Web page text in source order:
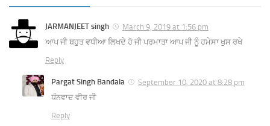
JARMANJEET singh
March 9, 2019 at 1:56 pm
ਆਪ ਜੀ ਬਹੁਤ ਵਧੀਆ ਲਿਖਦੇ ਹੋ ਜੀ ਪਰਮਾਤਾ ਆਪ ਜੀ ਨੂੰ ਹਮੇਸਾ ਖੁਸ ਰਖੇ
Reply
Pargat Singh Bandala
September 10, 2020 at 8:28 pm
ਧੰਨਵਾਦ ਵੀਰ ਜੀ
Reply